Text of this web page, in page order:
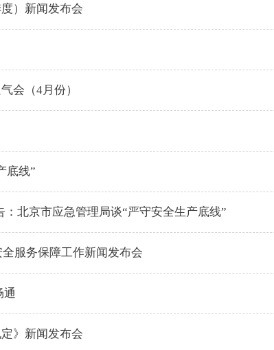
）新闻发布会
会（4月份）
底线”
北京市应急管理局谈“严守安全生产底线”
服务保障工作新闻发布会
通
》新闻发布会